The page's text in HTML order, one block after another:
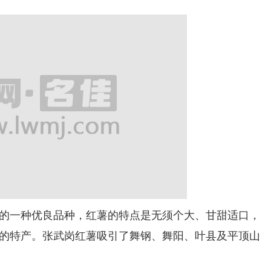
优良品种，红薯的特点是无须个大、甘甜适口，
特产。张武岗红薯吸引了舞钢、舞阳、叶县及平顶山